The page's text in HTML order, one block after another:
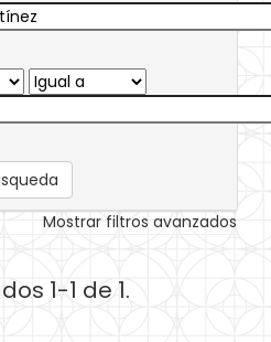
Mostrar filtros avanzados
1-1 de 1.